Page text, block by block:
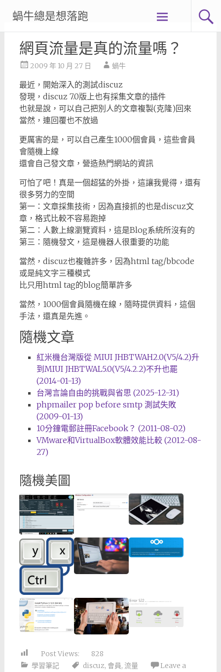
content
蝸牛總是想落跑
網頁流量是真的流量嗎？
2009 年 10 月 27 日 蝸牛
最近，開始深入的測試discuz
發現，discuz 7.0版上也有採集文章的插件
也就是說，可以自己把別人的文章複製(克隆)回來
當然，連回覆也不放過
更厲害的是，可以自己產生1000個會員，這些會員
會隨機上線
還會自己發文章，營造熱門網站的資訊
可怕了吧！真是一個超猛的外掛，這讓我覺得，還有
很多努力的空間
第一：文章採集技術，因為直接抓的也是discuz文
章，格式比較不容易跑掉
第二：人數上線瀏覽資料，這是Blog系統所沒有的
第三：隨機發文，這是機器人很重要的功能
當然，discuz也複雜許多，因為html tag/bbcode
或是純文字三種模式
比只用html tag的blog簡單許多
當然，1000個會員隨機在線，隨時提供資料，這個
手法，還真是先進。
隨機文章
紅米機台灣版從 MIUI JHBTWAH2.0(V5/4.2)升
到MIUI JHBTWAL5.0(V5/4.2.2)不升也罷
(2014-01-13)
台灣言論自由的挑戰與省思 (2025-12-31)
phpmailer pop before smtp 測試失敗
(2009-01-13)
10分鐘電郵註冊Facebook？ (2011-08-02)
VMware和VirtualBox軟體效能比較 (2012-08-
27)
隨機美圖
Post Views:
828
學習筆記
discuz, 會員, 流量
Leave a